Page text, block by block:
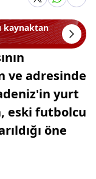
kaynaktan
ve adresinde
yurt
eski futbolcu
öne